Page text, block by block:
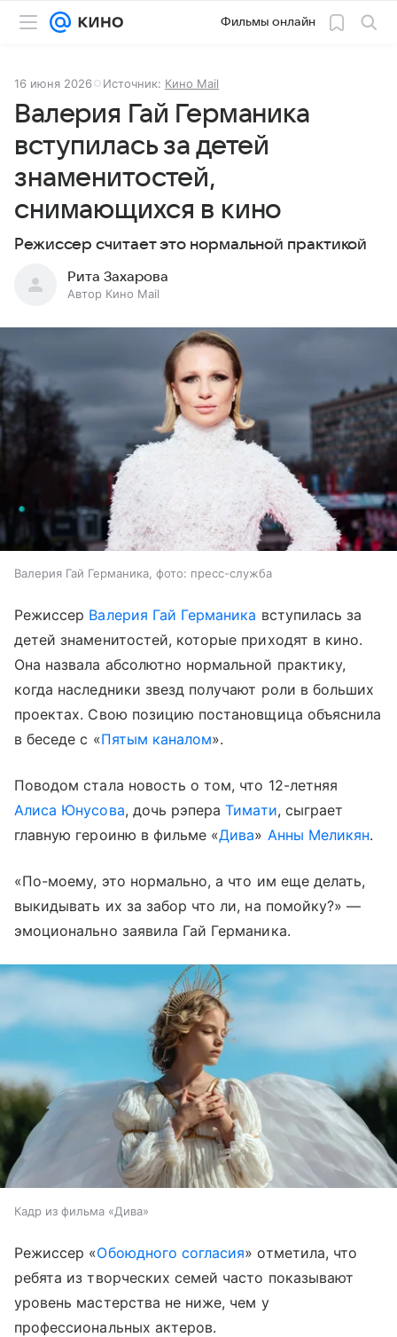
Фильмы онлайн
16 июня 2026 Источник: Кино Mail
Валерия Гай Германика
вступилась за детей
знаменитостей,
снимающихся в кино
Режиссер считает это нормальной практикой
Рита Захарова
Автор Кино Mail
Валерия Гай Германика, фото: пресс-служба
Режиссер Валерия Гай Германика вступилась за
детей знаменитостей, которые приходят в кино.
Она назвала абсолютно нормальной практику,
когда наследники звезд получают роли в больших
проектах. Свою позицию постановщица объяснила
в беседе с «Пятым каналом».
Поводом стала новость о том, что 12-летняя
Алиса Юнусова, дочь рэпераТимати, сыграет
главную героиню в фильме «Дива» Анны Меликян.
«По-моему, это нормально, а что им еще делать,
выкидывать их за забор что ли, на помойку?» —
эмоционально заявила Гай Германика.
Кадр из фильма «Дива»
Режиссер «Обоюдного согласия» отметила, что
ребята из творческих семей часто показывают
уровень мастерства не ниже, чем у
профессиональных актеров.